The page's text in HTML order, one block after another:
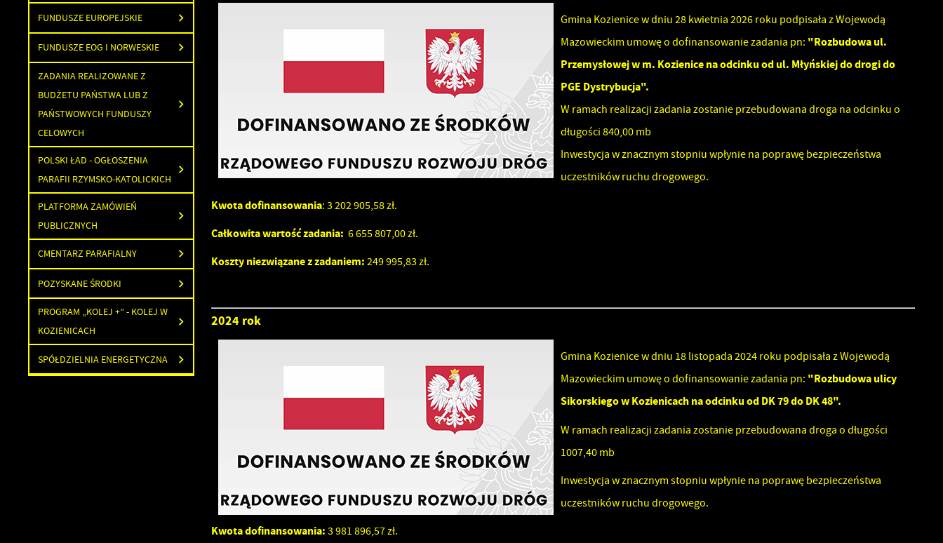
FUNDUSZE EUROPEJSKIE
FUNDUSZE EOG I NORWESKIE
ZADANIA REALIZOWANE Z
BUDŻETU PAŃSTWA LUB Z
PAŃSTWOWYCH FUNDUSZY
CELOWYCH
POLSKI ŁAD - OGŁOSZENIA
PARAFII RZYMSKO-KATOLICKICH
PLATFORMA ZAMÓWIEŃ
PUBLICZNYCH
CMENTARZ PARAFIALNY
POZYSKANE ŚRODKI
PROGRAM „KOLEJ +” - KOLEJ W
KOZIENICACH
SPÓŁDZIELNIA ENERGETYCZNA
Gmina Kozienice w dniu 28 kwietnia 2026 roku podpisała z Wojewodą
Mazowieckim umowę o dofinansowanie zadania pn: "Rozbudowa ul.
Przemysłowej w m. Kozienice na odcinku od ul. Młyńskiej do drogi do
PGE Dystrybucja".
W ramach realizacji zadania zostanie przebudowana droga na odcinku o
długości 840,00 mb
Inwestycja w znacznym stopniu wpłynie na poprawę bezpieczeństwa
uczestników ruchu drogowego.
Kwota dofinansowania: 3 202 905,58 zł.
Całkowita wartość zadania: 6 655 807,00 zł.
Koszty niezwiązane z zadaniem: 249 995,83 zł.
2024 rok
Gmina Kozienice w dniu 18 listopada 2024 roku podpisała z Wojewodą
Mazowieckim umowę o dofinansowanie zadania pn: "Rozbudowa ulicy
Sikorskiego w Kozienicach na odcinku od DK 79 do DK 48".
W ramach realizacji zadania zostanie przebudowana droga o długości
1007,40 mb
Inwestycja w znacznym stopniu wpłynie na poprawę bezpieczeństwa
uczestników ruchu drogowego.
Kwota dofinansowania: 3 981 896,57 zł.